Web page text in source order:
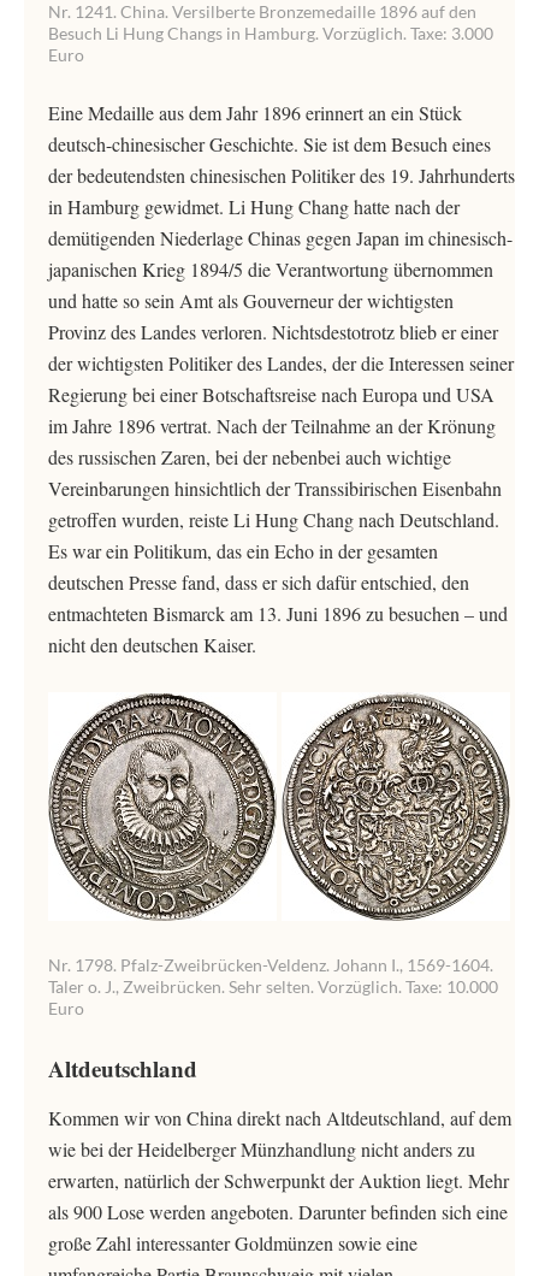
Nr. 1241. China. Versilberte Bronzemedaille 1896 auf den
Besuch Li Hung Changs in Hamburg. Vorzüglich. Taxe: 3.000
Euro
Eine Medaille aus dem Jahr 1896 erinnert an ein Stück
deutsch-chinesischer Geschichte. Sie ist dem Besuch eines
der bedeutendsten chinesischen Politiker des 19. Jahrhunderts
in Hamburg gewidmet. Li Hung Chang hatte nach der
demütigenden Niederlage Chinas gegen Japan im chinesisch-
japanischen Krieg 1894/5 die Verantwortung übernommen
und hatte so sein Amt als Gouverneur der wichtigsten
Provinz des Landes verloren. Nichtsdestotrotz blieb er einer
der wichtigsten Politiker des Landes, der die Interessen seiner
Regierung bei einer Botschaftsreise nach Europa und USA
im Jahre 1896 vertrat. Nach der Teilnahme an der Krönung
des russischen Zaren, bei der nebenbei auch wichtige
Vereinbarungen hinsichtlich der Transsibirischen Eisenbahn
getroffen wurden, reiste Li Hung Chang nach Deutschland.
Es war ein Politikum, das ein Echo in der gesamten
deutschen Presse fand, dass er sich dafür entschied, den
entmachteten Bismarck am 13. Juni 1896 zu besuchen – und
nicht den deutschen Kaiser.
Nr. 1798. Pfalz-Zweibrücken-Veldenz. Johann I., 1569-1604.
Taler o. J., Zweibrücken. Sehr selten. Vorzüglich. Taxe: 10.000
Euro
Altdeutschland
Kommen wir von China direkt nach Altdeutschland, auf dem
wie bei der Heidelberger Münzhandlung nicht anders zu
erwarten, natürlich der Schwerpunkt der Auktion liegt. Mehr
als 900 Lose werden angeboten. Darunter befinden sich eine
große Zahl interessanter Goldmünzen sowie eine